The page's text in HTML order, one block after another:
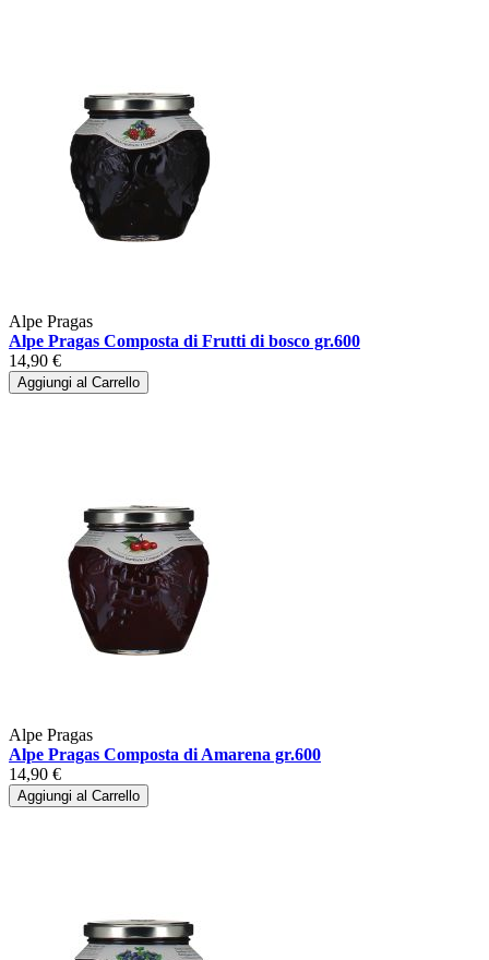
Alpe Pragas
Alpe Pragas Composta di Frutti di bosco gr.600
14,90 €
Aggiungi al Carrello
Alpe Pragas
Alpe Pragas Composta di Amarena gr.600
14,90 €
Aggiungi al Carrello